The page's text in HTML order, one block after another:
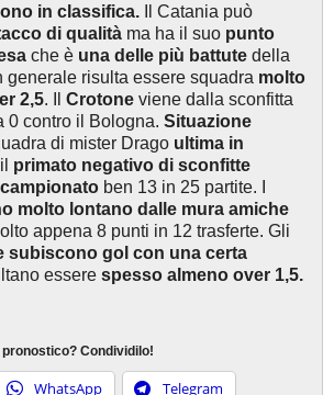
in classifica.
Il Catania può
di qualità ma ha il suo punto
che è una delle più battute della
generale risulta essere squadra molto
2,5. Il Crotone viene dalla sconfitta
0 contro il Bologna. Situazione
di mister Drago ultima in
primato negativo di sconfitte
ben 13 in 25 partite. I
molto lontano dalle mura amiche
appena 8 punti in 12 trasferte. Gli
subiscono gol con una certa
essere spesso almeno over 1,5.
Condividilo!
WhatsApp Telegram